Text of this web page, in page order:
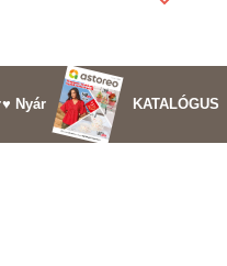
♥ Nyár KATALÓGUS